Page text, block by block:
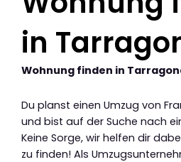
in
Wohnung finden in
Du planst einen Umzug von
und bist auf der Suche nach
Keine Sorge, wir helfen dir
zu finden! Als